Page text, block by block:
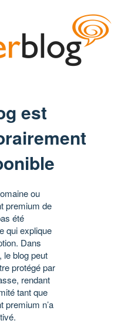
est
ou
premium de
été
qui explique
Dans
le blog peut
protégé par
rendant
tant que
premium n’a